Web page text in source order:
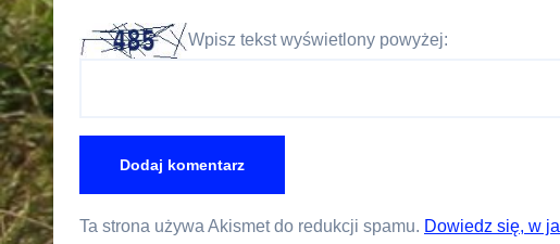
Wpisz tekst wyświetlony powyżej:
Ta strona używa Akismet do redukcji spamu. Dowiedz się, w